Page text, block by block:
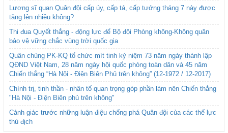
Lương sĩ quan Quân đội cấp úy, cấp tá, cấp tướng tháng 7 này được
tăng lên nhiều không?
Thi đua Quyết thắng - động lực để Bộ đội Phòng không-Không quân
bảo vệ vững chắc vùng trời quốc gia
Quân chủng PK-KQ tổ chức mít tinh kỷ niệm 73 năm ngày thành lập
QĐND Việt Nam, 28 năm ngày hội quốc phòng toàn dân và 45 năm
Chiến thắng “Hà Nội - Điện Biên Phủ trên không” (12-1972 / 12-2017)
Chính trị, tinh thần - nhân tố quan trọng góp phần làm nên Chiến thắng
"Hà Nội - Điện Biên phủ trên không"
Cảnh giác trước những luận điệu chống phá Quân đội của các thế lực
thù địch